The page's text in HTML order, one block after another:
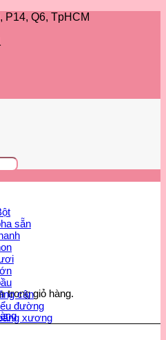
Q6, TpHCM
trong giỏ hàng.
sẵn
cân
đường
xương